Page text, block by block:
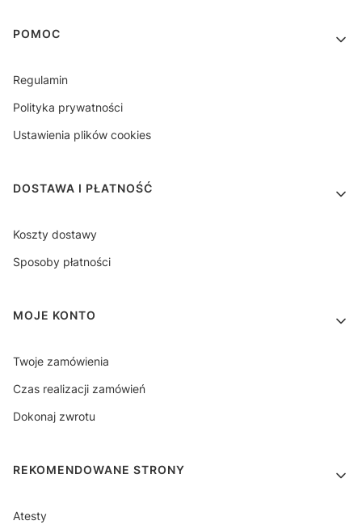
Linki w stopce
POMOC
Regulamin
Polityka prywatności
Ustawienia plików cookies
DOSTAWA I PŁATNOŚĆ
Koszty dostawy
Sposoby płatności
MOJE KONTO
Twoje zamówienia
Czas realizacji zamówień
Dokonaj zwrotu
REKOMENDOWANE STRONY
Atesty